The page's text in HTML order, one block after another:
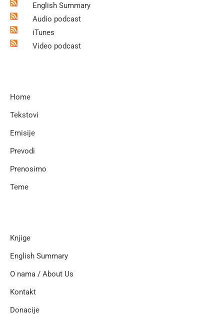
English Summary
Audio podcast
iTunes
Video podcast
Home
Tekstovi
Emisije
Prevodi
Prenosimo
Teme
Knjige
English Summary
O nama / About Us
Kontakt
Donacije